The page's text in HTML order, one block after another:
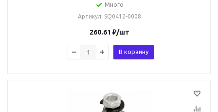
Много
Артикул: SQ0412-0008
260.61 ₽/шт
В корзину